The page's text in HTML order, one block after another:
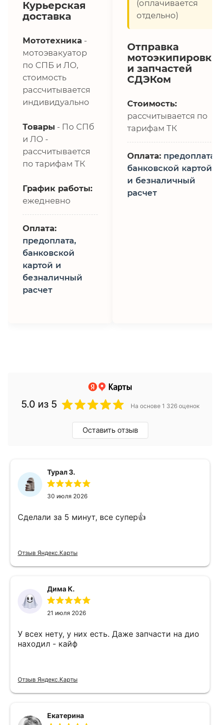
Курьерская
доставка
Мототехника -
мотоэвакуатор
по СПБ и ЛО,
стоимость
рассчитывается
индивидуально
Товары - По СПб
и ЛО -
рассчитывается
по тарифам ТК
График работы:
ежедневно
Оплата:
предоплата,
банковской
картой и
безналичный
расчет
(оплачивается
отдельно)
Отправка
мотоэкипировки
и запчастей
СДЭКом
Стоимость:
рассчитывается по
тарифам ТК
Оплата: предоплата,
банковской картой
и безналичный
расчет
5.0 из 5 На основе 1 326 оценок
Оставить отзыв
Турал З.
30 июля 2026
Сделали за 5 минут, все супер👍
Отзыв Яндекс.Карты
Дима К.
21 июля 2026
У всех нету, у них есть. Даже запчасти на дио
находил - кайф
Отзыв Яндекс.Карты
Екатерина